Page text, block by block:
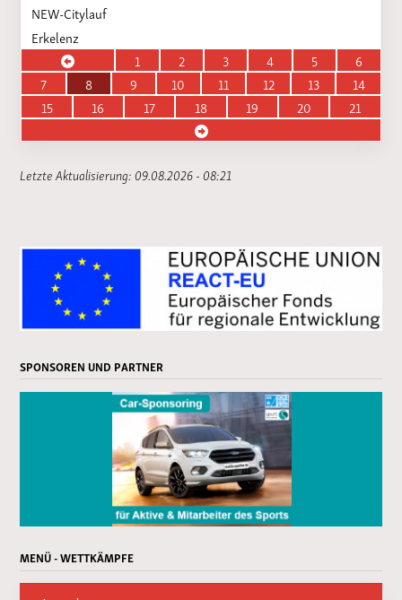
NEW-Citylauf
Erkelenz
1
2 3 4 5
6
7
8 9 10 11 12 13
14
15
16 17 18 19 20 21
Letzte Aktualisierung: 09.08.2026 - 08:21
SPONSOREN UND PARTNER
MENÜ - WETTKÄMPFE